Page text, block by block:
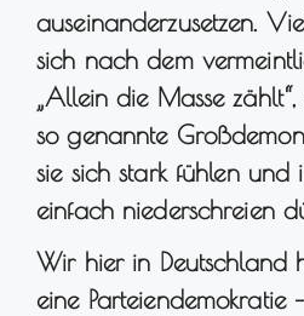
auseinanderzusetzen.
sich nach dem
„Allein die Masse
so genannte
sie sich stark fühlen und
einfach niederschreien
Wir hier in Deutschland
eine Parteiendemokratie